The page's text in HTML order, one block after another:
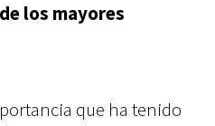
los mayores
que ha tenido